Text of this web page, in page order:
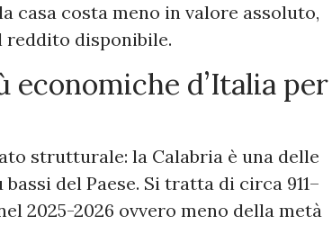
casa costa meno in valore assoluto,
reddito disponibile.
d’Italia per
strutturale: la Calabria è una delle
del Paese. Si tratta di circa 911–
2025-2026 ovvero meno della metà